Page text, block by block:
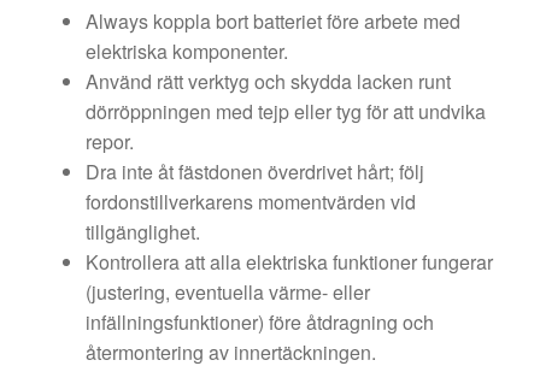
Always koppla bort batteriet före arbete med
elektriska komponenter.
Använd rätt verktyg och skydda lacken runt
dörröppningen med tejp eller tyg för att undvika
repor.
Dra inte åt fästdonen överdrivet hårt; följ
fordonstillverkarens momentvärden vid
tillgänglighet.
Kontrollera att alla elektriska funktioner fungerar
(justering, eventuella värme- eller
infällningsfunktioner) före åtdragning och
återmontering av innertäckningen.